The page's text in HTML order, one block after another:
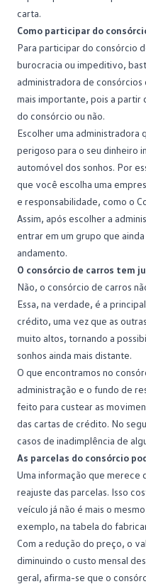
carta.
Como participar do
Para participar do consórcio
burocracia ou impeditivo,
administradora de consórcios
mais importante, pois a
do consórcio ou não.
Escolher uma administradora
perigoso para o seu dinheiro
automóvel dos sonhos. Por
que você escolha uma
e responsabilidade, como o
Assim, após escolher a
entrar em um grupo que
andamento.
O consórcio de carros tem
Não, o consórcio de carros
Essa, na verdade, é a
crédito, uma vez que as
muito altos, tornando a
sonhos ainda mais distante.
O que encontramos no
administração e o fundo de
feito para custear as
das cartas de crédito. No
casos de inadimplência de
As parcelas do consórcio
Uma informação que merece
reajuste das parcelas. Isso
veículo já não é mais o
exemplo, na tabela do
Com a redução do preço, o
diminuindo o custo mensal
geral, afirma-se que o